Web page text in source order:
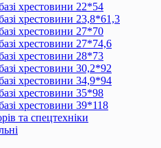
хрестовини 22*54
хрестовини 23,8*61,3
хрестовини 27*70
хрестовини 27*74,6
хрестовини 28*73
хрестовини 30,2*92
хрестовини 34,9*94
хрестовини 35*98
хрестовини 39*118
та спецтехніки